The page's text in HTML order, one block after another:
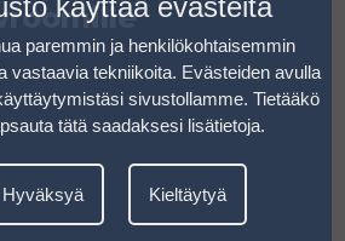
käyttää evästeitä
paremmin ja henkilökohtaisemmin
vastaavia tekniikoita. Evästeiden avulla
sivustollamme. Tietääkö
tätä saadaksesi lisätietoja.
Hyväksyä Kieltäytyä